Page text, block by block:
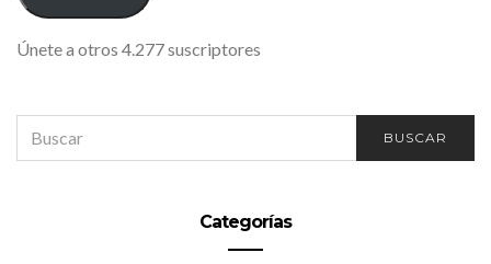
Únete a otros 4.277 suscriptores
FOR:
BUSCAR
Categorías